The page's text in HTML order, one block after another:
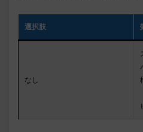
選択肢
なし